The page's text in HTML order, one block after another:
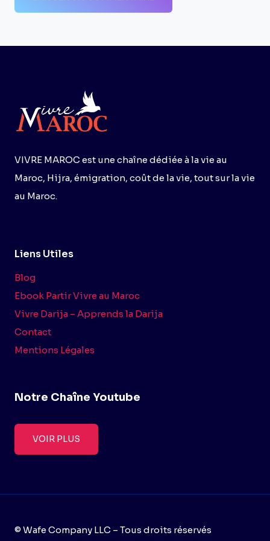
VIVRE MAROC est une chaîne dédiée à la vie au
Maroc, Hijra, émigration, coût de la vie, tout sur la vie
au Maroc.
Liens Utiles
Blog
Ebook Partir Vivre au Maroc
Vivre Darija – Apprends la Darija
Contact
Mentions Légales
Notre Chaîne Youtube
VOIR PLUS
© Wafe Company LLC – Tous droits réservés